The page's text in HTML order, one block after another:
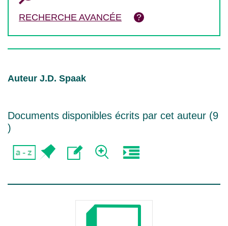
RECHERCHE AVANCÉE
Auteur J.D. Spaak
Documents disponibles écrits par cet auteur (9
)